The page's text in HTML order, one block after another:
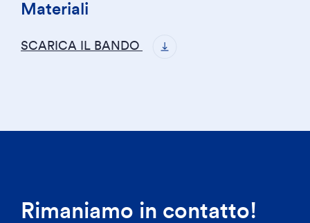
Materiali
SCARICA IL BANDO
Rimaniamo in contatto!